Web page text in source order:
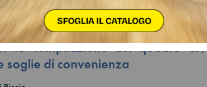
per il biennio 2024-
in base all’affidabilità
la compilazione del quadro
soglie di convenienza